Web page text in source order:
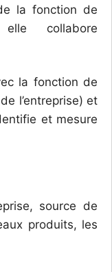
la fonction de
collabore
la fonction de
l’entreprise) et
et mesure
source de
produits, les